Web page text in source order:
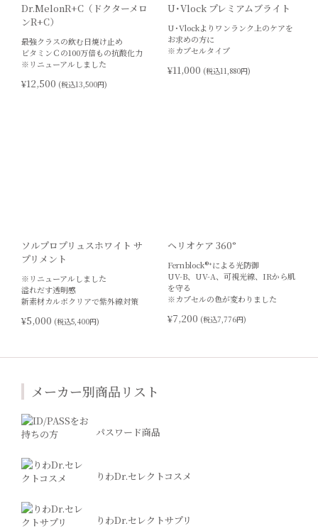
Dr.MelonR+C（ドクターメロ
ンR+C）
最強クラスの飲む日焼け止め
ビタミンＣの100万倍もの抗酸化力
※リニューアルしました
¥12,500 (税込13,500円)
U･Vlock プレミアムブライト
U･Vlockよりワンランク上のケアを
お求めの方に
※カプセルタイプ
¥11,000 (税込11,880円)
ソルプロプリュスホワイト サ
プリメント
※リニューアルしました
溢れだす透明感
新素材カルボクリアで紫外線対策
¥5,000 (税込5,400円)
ヘリオケア 360°
Fernblock®⁺による光防御
UV-B、UV-A、可視光線、IRから肌
を守る
※カプセルの色が変わりました
¥7,200 (税込7,776円)
メーカー別商品リスト
パスワード商品
りわDr.セレクトコスメ
りわDr.セレクトサプリ